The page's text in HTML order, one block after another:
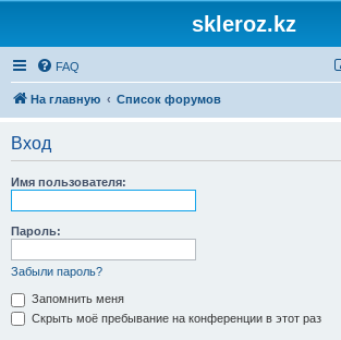
skleroz.kz
FAQ
На главную Список форумов
Вход
Имя пользователя:
Пароль:
Забыли пароль?
Запомнить меня
Скрыть моё пребывание на конференции в этот раз